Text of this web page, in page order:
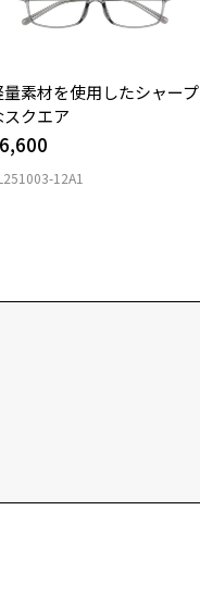
量素材を使用したシャープ
スクエア
6,600
12A1